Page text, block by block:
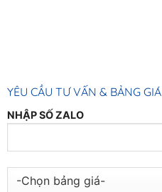
YÊU CẦU TƯ VẤN & BẢNG GIÁ
NHẬP SỐ ZALO